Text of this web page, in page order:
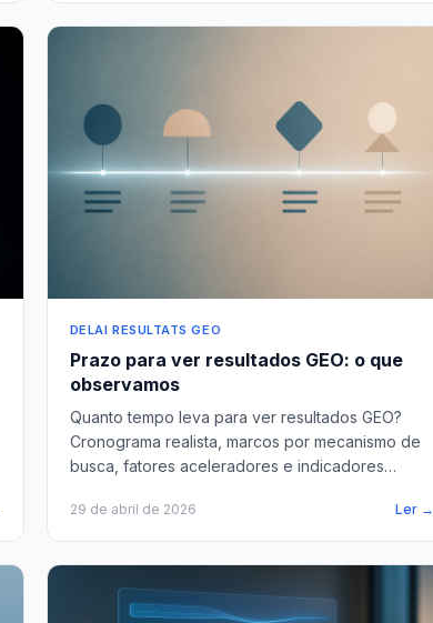
DELAI RESULTATS GEO
Prazo para ver resultados GEO: o que
observamos
Quanto tempo leva para ver resultados GEO?
Cronograma realista, marcos por mecanismo de
busca, fatores aceleradores e indicadores
29 de abril de 2026 Ler →